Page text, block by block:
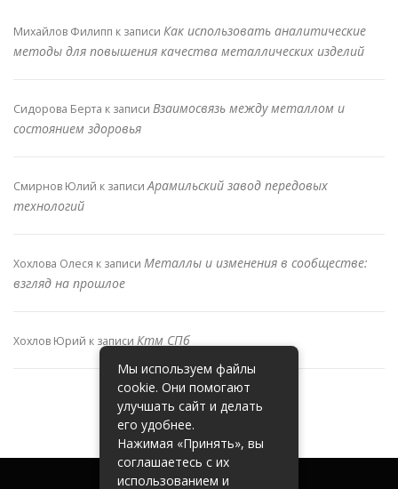
Михайлов Филипп к записи Как использовать аналитические
методы для повышения качества металлических изделий
Сидорова Берта к записи Взаимосвязь между металлом и
состоянием здоровья
Смирнов Юлий к записиАрамильский завод передовых
технологий
Хохлова Олеся к записи Металлы и изменения в сообществе:
взгляд на прошлое
Хохлов Юрий к записи Ктм СПб
Мы используем файлы
cookie. Они помогают
улучшать сайт и делать
его удобнее.
Нажимая «Принять», вы
соглашаетесь с их
использованием и